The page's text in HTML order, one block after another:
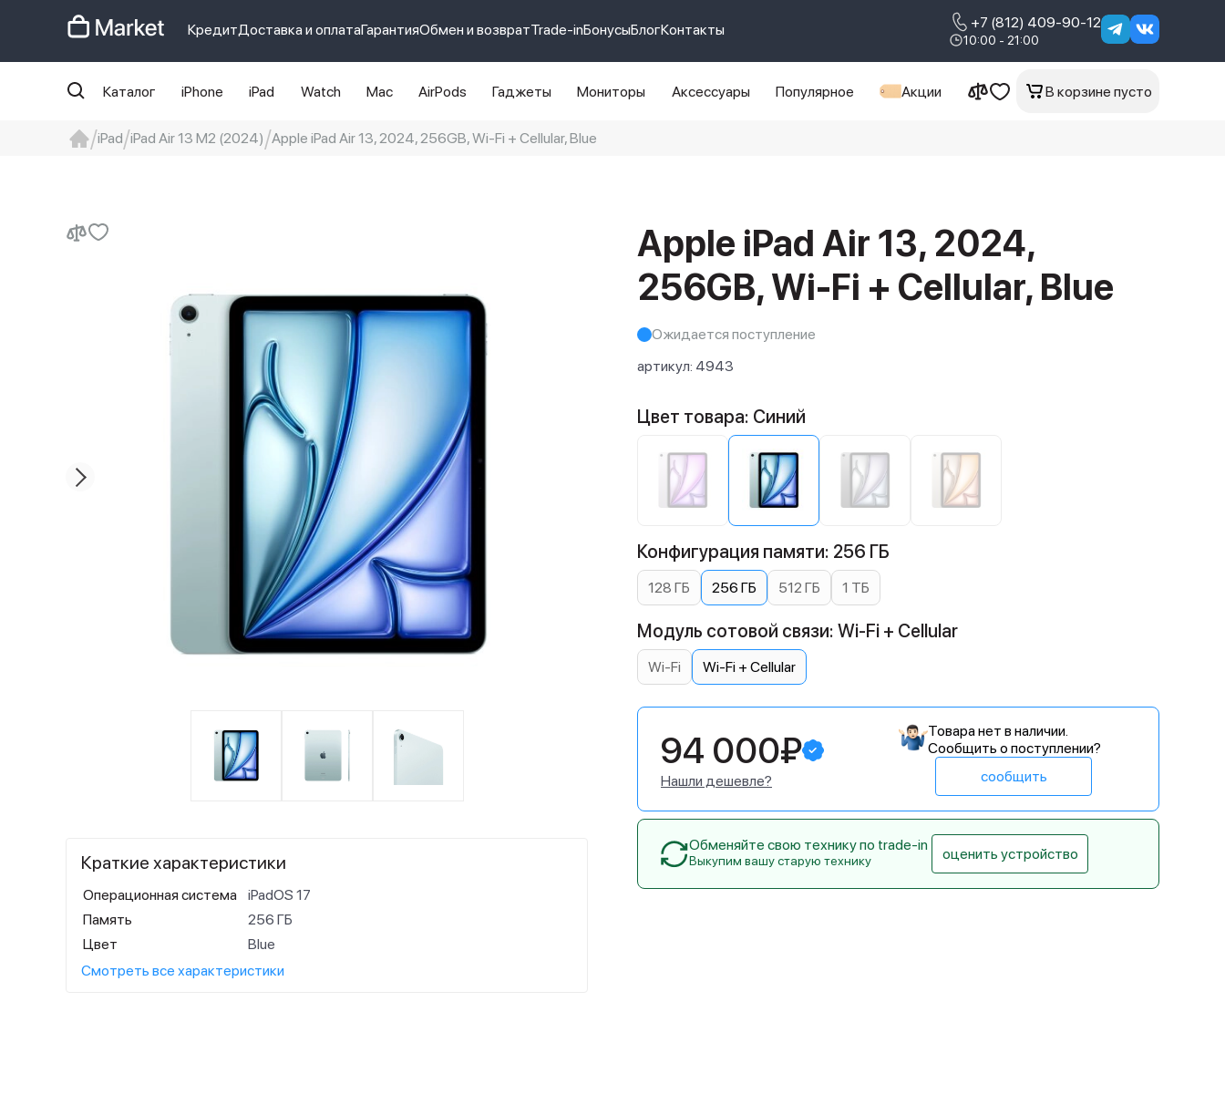
КредитДоставка и оплатаГарантияОбмен и возвратTrade-inБонусыБлогКонтакты +7 (812) 409-90-12
10:00 - 21:00
Каталог iPhone iPad Watch Mac AirPods Гаджеты Мониторы Аксессуары Популярное Акции В корзине пусто
iPad iPad Air 13 M2 (2024) Apple iPad Air 13, 2024, 256GB, Wi-Fi + Cellular, Blue
Apple iPad Air 13, 2024,
256GB, Wi-Fi + Cellular, Blue
Ожидается поступление
артикул: 4943
Краткие характеристики
Операционная система
iPadOS 17
Память
256 ГБ
Цвет
Blue
Смотреть все характеристики
Цвет товара: Синий
Конфигурация памяти: 256 ГБ
128 ГБ 256 ГБ 512 ГБ 1 ТБ
Модуль сотовой связи: Wi-Fi + Cellular
Wi-Fi Wi-Fi + Cellular
94 000₽
Нашли дешевле?
Товара нет в наличии.
Сообщить о поступлении?
сообщить
Обменяйте свою технику по trade-in
Выкупим вашу старую технику оценить устройство